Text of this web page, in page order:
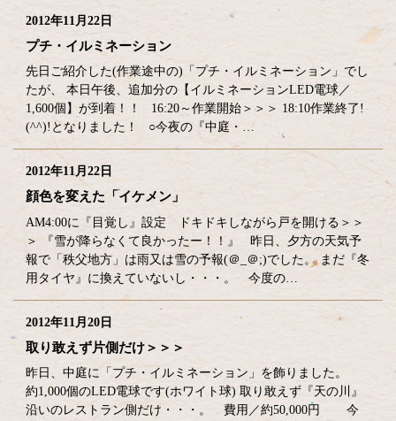
2012年11月22日
プチ・イルミネーション
先日ご紹介した(作業途中の)「プチ・イルミネーション」でし
たが、 本日午後、追加分の【イルミネーションLED電球／
1,600個】が到着！！ 16:20～作業開始＞＞＞ 18:10作業終了!
(^^)!となりました！ ○今夜の『中庭・…
2012年11月22日
顔色を変えた「イケメン」
AM4:00に『目覚し』設定 ドキドキしながら戸を開ける＞＞
＞ 『雪が降らなくて良かったー！！』 昨日、夕方の天気予
報で「秩父地方」は雨又は雪の予報(＠_＠;)でした。 まだ『冬
用タイヤ』に換えていないし・・・。 今度の…
2012年11月20日
取り敢えず片側だけ＞＞＞
昨日、中庭に「プチ・イルミネーション」を飾りました。
約1,000個のLED電球です(ホワイト球) 取り敢えず『天の川』
沿いのレストラン側だけ・・・。 費用／約50,000円 今